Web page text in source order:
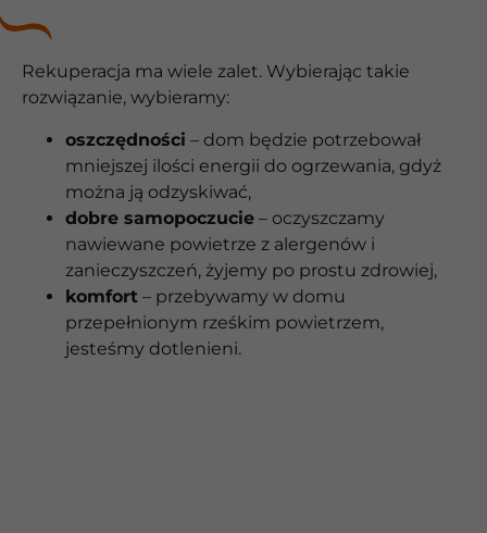
Rekuperacja ma wiele zalet. Wybierając takie
rozwiązanie, wybieramy:
oszczędności – dom będzie potrzebował
mniejszej ilości energii do ogrzewania, gdyż
można ją odzyskiwać,
dobre samopoczucie – oczyszczamy
nawiewane powietrze z alergenów i
zanieczyszczeń, żyjemy po prostu zdrowiej,
komfort – przebywamy w domu
przepełnionym rześkim powietrzem,
jesteśmy dotlenieni.